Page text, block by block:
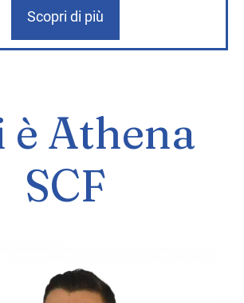
Scopri di più
è Athena
SCF